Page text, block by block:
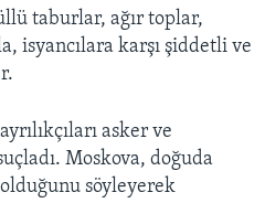
taburlar, ağır toplar,
isyancılara karşı şiddetli ve
asker ve
Moskova, doğuda
olduğunu söyleyerek